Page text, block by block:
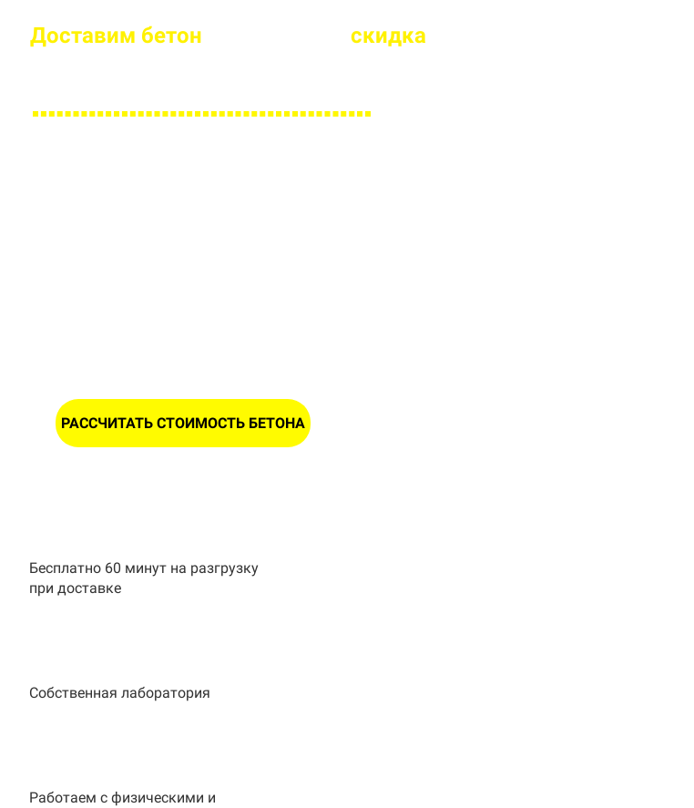
Доставим бетон скидка
РАССЧИТАТЬ СТОИМОСТЬ БЕТОНА
Бесплатно 60 минут на разгрузку
при доставке
Собственная лаборатория
Работаем с физическими и